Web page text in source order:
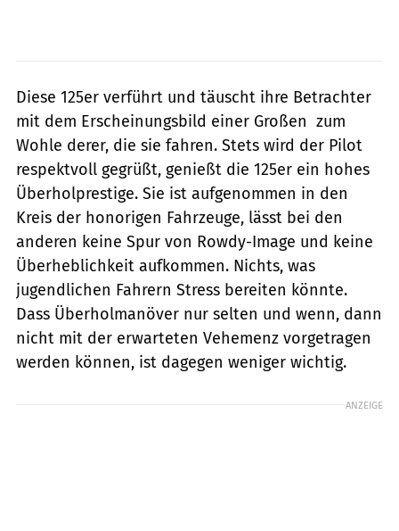
Diese 125er verführt und täuscht ihre Betrachter
mit dem Erscheinungsbild einer Großen  zum
Wohle derer, die sie fahren. Stets wird der Pilot
respektvoll gegrüßt, genießt die 125er ein hohes
Überholprestige. Sie ist aufgenommen in den
Kreis der honorigen Fahrzeuge, lässt bei den
anderen keine Spur von Rowdy-Image und keine
Überheblichkeit aufkommen. Nichts, was
jugendlichen Fahrern Stress bereiten könnte.
Dass Überholmanöver nur selten und wenn, dann
nicht mit der erwarteten Vehemenz vorgetragen
werden können, ist dagegen weniger wichtig.
ANZEIGE